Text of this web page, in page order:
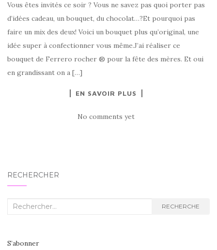
Vous êtes invités ce soir ? Vous ne savez pas quoi porter pas
d’idées cadeau, un bouquet, du chocolat…?Et pourquoi pas
faire un mix des deux! Voici un bouquet plus qu’original, une
idée super à confectionner vous même.J’ai réaliser ce
bouquet de Ferrero rocher ® pour la fête des mères. Et oui
en grandissant on a […]
EN SAVOIR PLUS
No comments yet
RECHERCHER
Recherche
RECHERCHE
S’abonner